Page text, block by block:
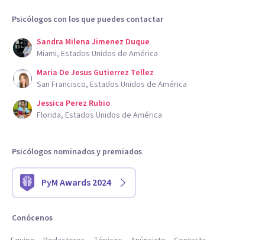
Psicólogos con los que puedes contactar
Sandra Milena Jimenez Duque
Miami, Estados Unidos de América
Maria De Jesus Gutierrez Tellez
San Francisco, Estados Unidos de América
Jessica Perez Rubio
Florida, Estados Unidos de América
Psicólogos nominados y premiados
PyM Awards 2024
Conócenos